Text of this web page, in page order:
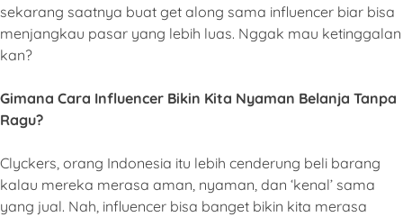
sekarang saatnya buat get along sama influencer biar bisa
menjangkau pasar yang lebih luas. Nggak mau ketinggalan
kan?
Gimana Cara Influencer Bikin Kita Nyaman Belanja Tanpa
Ragu?
Clyckers, orang Indonesia itu lebih cenderung beli barang
kalau mereka merasa aman, nyaman, dan ‘kenal’ sama
yang jual. Nah, influencer bisa banget bikin kita merasa